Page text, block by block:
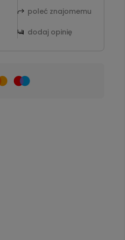
poleć znajomemu
dodaj opinię